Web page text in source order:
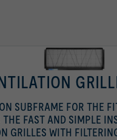
SUBFRAME FOR THE
THE FAST AND SIMPLE
GRILLES WITH